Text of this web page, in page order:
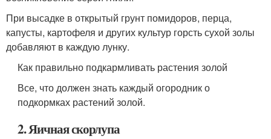
При высадке в открытый грунт помидоров, перца,
капусты, картофеля и других культур горсть сухой золы
добавляют в каждую лунку.
Как правильно подкармливать растения золой
Все, что должен знать каждый огородник о
подкормках растений золой.
2. Яичная скорлупа